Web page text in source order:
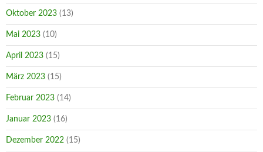
Oktober 2023 (13)
Mai 2023 (10)
April 2023 (15)
März 2023 (15)
Februar 2023 (14)
Januar 2023 (16)
Dezember 2022 (15)